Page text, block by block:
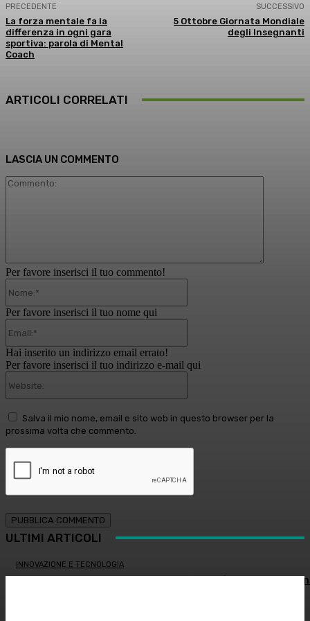
PRECEDENTE
La forza mentale fa la
differenza in ogni gara
sportiva: parola di Mental
Coach
SUCCESSIVO
5 Ottobre Giornata Mondiale
degli Insegnanti
ARTICOLI CORRELATI
LASCIA UN COMMENTO
Per favore inserisci il tuo commento!
Per favore inserisci il tuo nome qui
Hai inserito un indirizzo email errato!
Per favore inserisci il tuo indirizzo e-mail qui
Salva il mio nome, email e sito web in questo browser per la
prossima volta che commento.
ULTIMI ARTICOLI
INNOVAZIONE E TECNOLOGIA
Virus creati con l’intelligenza artificiale: è la prima volta